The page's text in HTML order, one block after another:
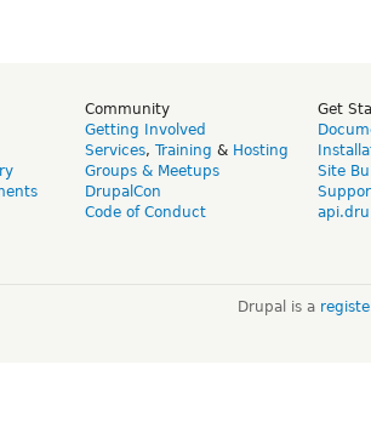
Community
Getting Involved
Services, Training & Hosting
Groups & Meetups
DrupalCon
Code of Conduct
Get
Site
Drupal is a